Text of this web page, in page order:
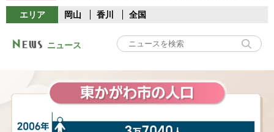
エリア 岡山 香川 全国
ニュース